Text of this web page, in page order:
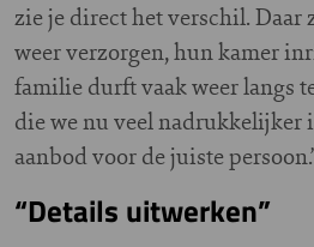
zie je direct het verschil. Daar
weer verzorgen, hun kamer
familie durft vaak weer langs
die we nu veel nadrukkelijker
aanbod voor de juiste
“Details uitwerken”